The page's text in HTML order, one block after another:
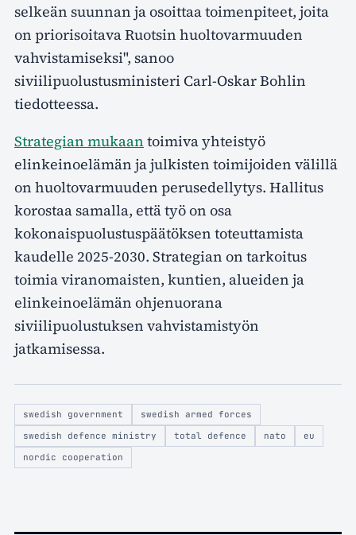
selkeän suunnan ja osoittaa toimenpiteet, joita
on priorisoitava Ruotsin huoltovarmuuden
vahvistamiseksi", sanoo
siviilipuolustusministeri Carl-Oskar Bohlin
tiedotteessa.
Strategian mukaan toimiva yhteistyö
elinkeinoelämän ja julkisten toimijoiden välillä
on huoltovarmuuden perusedellytys. Hallitus
korostaa samalla, että työ on osa
kokonaispuolustuspäätöksen toteuttamista
kaudelle 2025-2030. Strategian on tarkoitus
toimia viranomaisten, kuntien, alueiden ja
elinkeinoelämän ohjenuorana
siviilipuolustuksen vahvistamistyön
jatkamisessa.
swedish government
swedish armed forces
swedish defence ministry
total defence nato
eu
nordic cooperation